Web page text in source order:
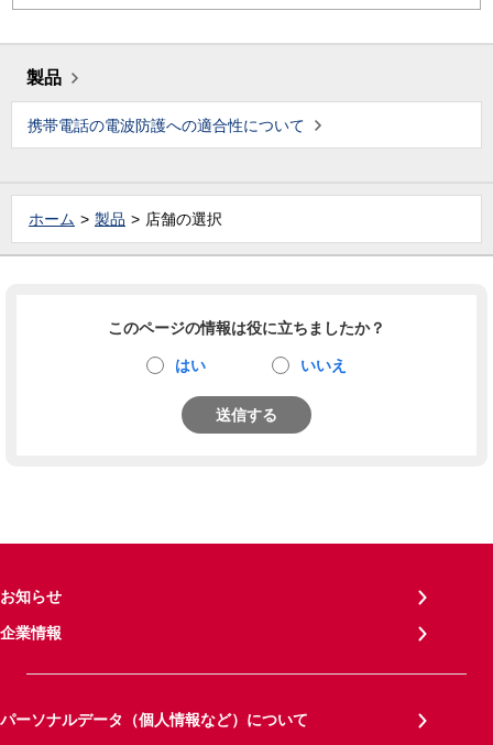
製品
携帯電話の電波防護への適合性について
ホーム 製品 店舗の選択
このページの情報は役に立ちましたか？
はい いいえ
送信する
お知らせ
企業情報
パーソナルデータ（個人情報など）について